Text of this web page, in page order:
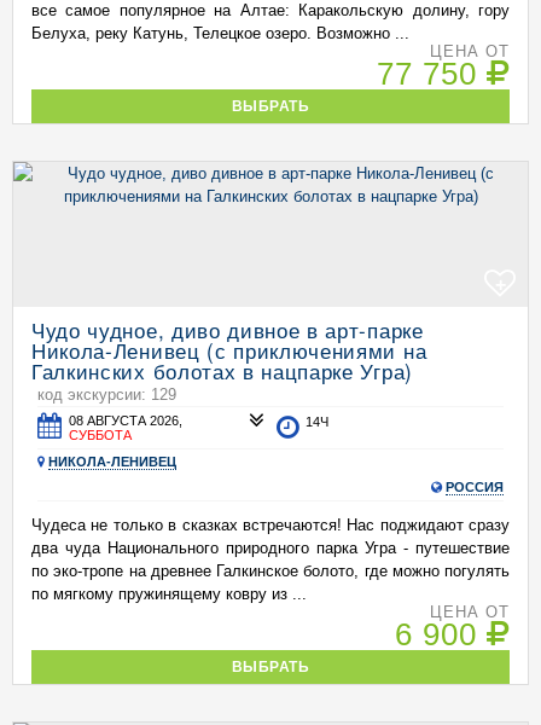
все самое популярное на Алтае: Каракольскую долину, гору
Белуха, реку Катунь, Телецкое озеро. Возможно ...
ЦЕНА ОТ
77 750
ВЫБРАТЬ
Чудо чудное, диво дивное в арт-парке
Никола-Ленивец (с приключениями на
Галкинских болотах в нацпарке Угра)
код экскурсии: 129
08 АВГУСТА 2026,
СУББОТА
14Ч
НИКОЛА-ЛЕНИВЕЦ
РОССИЯ
Чудеса не только в сказках встречаются! Нас поджидают сразу
два чуда Национального природного парка Угра - путешествие
по эко-тропе на древнее Галкинское болото, где можно погулять
по мягкому пружинящему ковру из ...
ЦЕНА ОТ
6 900
ВЫБРАТЬ